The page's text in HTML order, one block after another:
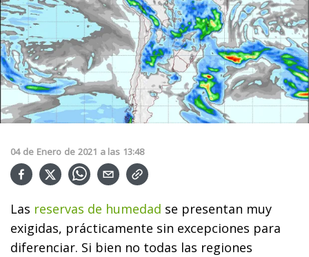
04 de Enero de 2021 a las 13:48
Las reservas de humedad se presentan muy
exigidas, prácticamente sin excepciones para
diferenciar. Si bien no todas las regiones